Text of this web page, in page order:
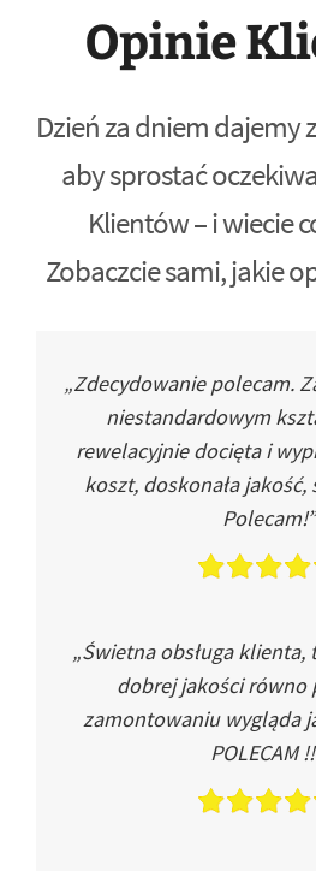
Opinie
Dzień za dniem dajemy
aby sprostać
Klientów – i wiecie
Zobaczcie sami, jakie
„Zdecydowanie polecam.
niestandardowym
rewelacyjnie docięta i
koszt, doskonała jakość,
Polecam!”
„Świetna obsługa
dobrej jakości równo
zamontowaniu wygląda
POLECAM